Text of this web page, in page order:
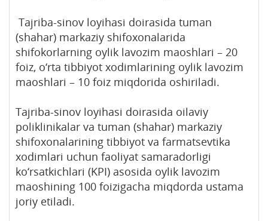
Tajriba-sinov loyihasi doirasida tuman
(shahar) markaziy shifoxonalarida
shifokorlarning oylik lavozim maoshlari – 20
foiz, o‘rta tibbiyot xodimlarining oylik lavozim
maoshlari – 10 foiz miqdorida oshiriladi.
Tajriba-sinov loyihasi doirasida oilaviy
poliklinikalar va tuman (shahar) markaziy
shifoxonalarining tibbiyot va farmatsevtika
xodimlari uchun faoliyat samaradorligi
ko‘rsatkichlari (KPI) asosida oylik lavozim
maoshining 100 foizigacha miqdorda ustama
joriy etiladi.